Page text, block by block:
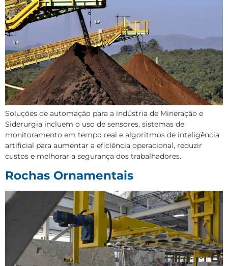
Soluções de automação para a indústria de Mineração e
Siderurgia incluem o uso de sensores, sistemas de
monitoramento em tempo real e algoritmos de inteligência
artificial para aumentar a eficiência operacional, reduzir
custos e melhorar a segurança dos trabalhadores.
Rochas Ornamentais